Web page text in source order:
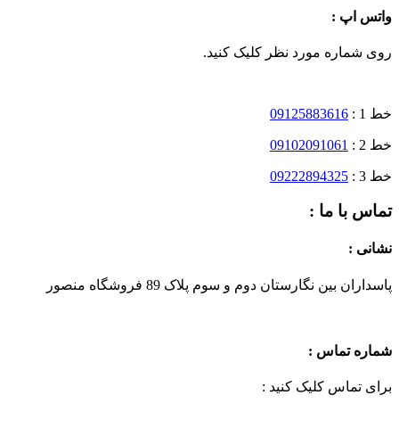
واتس اپ :
روی شماره مورد نظر کلیک کنید.
خط 1 : 09125883616
خط 2 : 09102091061
خط 3 : 09222894325
تماس با ما :
نشانی :
پاسداران بین نگارستان دوم و سوم پلاک 89 فروشگاه منصور
شماره تماس :
برای تماس کلیک کنید :